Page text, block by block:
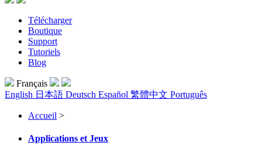
Télécharger
Boutique
Support
Tutoriels
Blog
Français
English 日本語 Deutsch Español 繁體中文 Português
Accueil >
Applications et Jeux